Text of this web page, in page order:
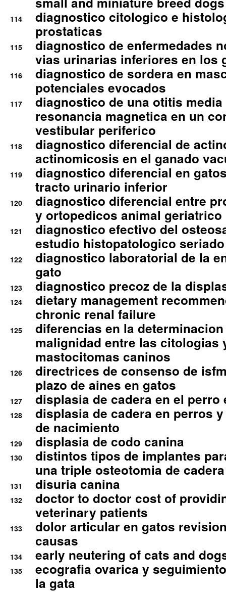
114
diagnostico citologico e
prostaticas
115
diagnostico de enfermedades
vias urinarias inferiores en los
116
diagnostico de sordera en
potenciales evocados
117
diagnostico de una otitis
resonancia magnetica en un
vestibular periferico
118
diagnostico diferencial de
actinomicosis en el ganado
119
diagnostico diferencial en
tracto urinario inferior
120
diagnostico diferencial entre
y ortopedicos animal geriatrico
121
diagnostico efectivo del
estudio histopatologico seriado
122
diagnostico laboratorial de la
gato
123 diagnostico precoz de la
124
dietary management
chronic renal failure
125
diferencias en la
malignidad entre las citologias
mastocitomas caninos
126
directrices de consenso de
plazo de aines en gatos
127 displasia de cadera en el perro
128
displasia de cadera en perros
de nacimiento
129 displasia de codo canina
130
distintos tipos de implantes
una triple osteotomia de cadera
131 disuria canina
132
doctor to doctor cost of
veterinary patients
133
dolor articular en gatos
causas
134 early neutering of cats and
135
ecografia ovarica y
la gata